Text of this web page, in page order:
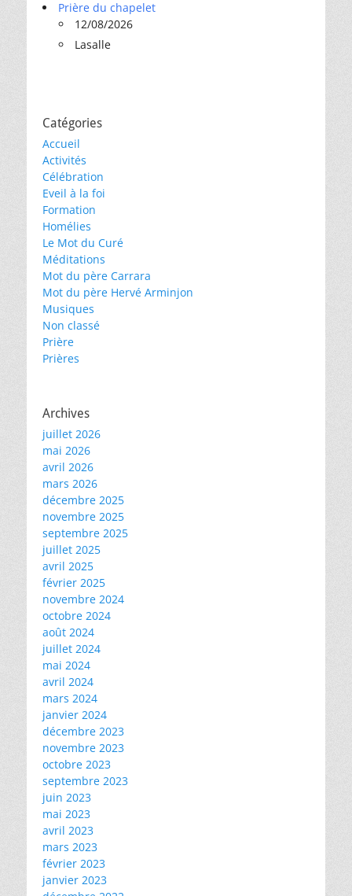
Prière du chapelet
12/08/2026
Lasalle
Catégories
Accueil
Activités
Célébration
Eveil à la foi
Formation
Homélies
Le Mot du Curé
Méditations
Mot du père Carrara
Mot du père Hervé Arminjon
Musiques
Non classé
Prière
Prières
Archives
juillet 2026
mai 2026
avril 2026
mars 2026
décembre 2025
novembre 2025
septembre 2025
juillet 2025
avril 2025
février 2025
novembre 2024
octobre 2024
août 2024
juillet 2024
mai 2024
avril 2024
mars 2024
janvier 2024
décembre 2023
novembre 2023
octobre 2023
septembre 2023
juin 2023
mai 2023
avril 2023
mars 2023
février 2023
janvier 2023